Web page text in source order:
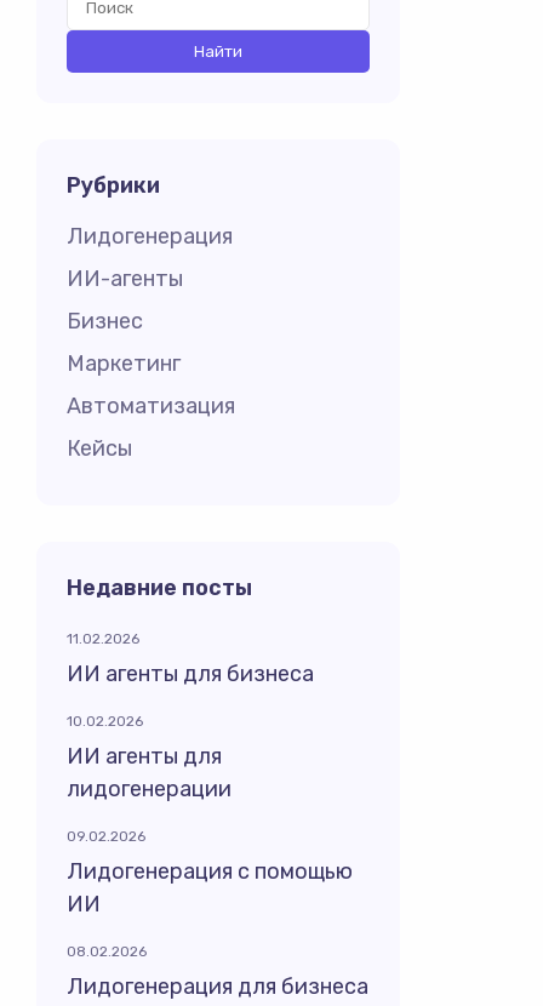
Рубрики
Лидогенерация
ИИ-агенты
Бизнес
Маркетинг
Автоматизация
Кейсы
Недавние посты
11.02.2026
ИИ агенты для бизнеса
10.02.2026
ИИ агенты для
лидогенерации
09.02.2026
Лидогенерация с помощью
ИИ
08.02.2026
Лидогенерация для бизнеса